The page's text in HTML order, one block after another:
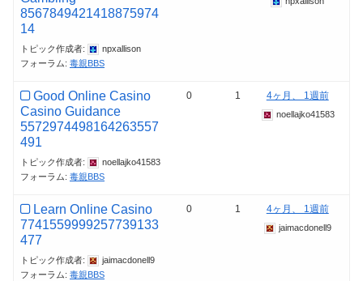
8567849421418875974
14
トピック作成者:
npxallison
フォーラム: 毒親BBS
Good Online Casino
Casino Guidance
5572974498164263557
491
トピック作成者:
noellajko41583
フォーラム: 毒親BBS
0 1 4ヶ月、 1週前
noellajko41583
Learn Online Casino
7741559999257739133
477
トピック作成者:
jaimacdonell9
フォーラム: 毒親BBS
0 1 4ヶ月、 1週前
jaimacdonell9